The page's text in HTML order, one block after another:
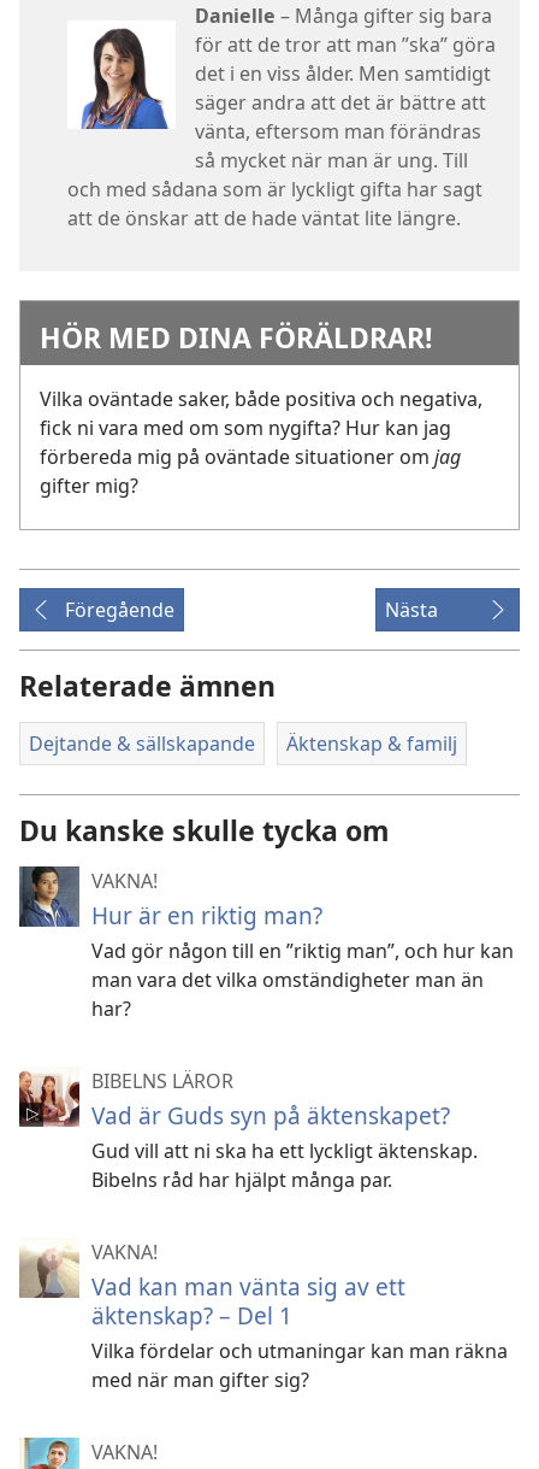
Danielle – Många gifter sig bara
för att de tror att man ”ska” göra
det i en viss ålder. Men samtidigt
säger andra att det är bättre att
vänta, eftersom man förändras
så mycket när man är ung. Till
och med sådana som är lyckligt gifta har sagt
att de önskar att de hade väntat lite längre.
HÖR MED DINA FÖRÄLDRAR!
Vilka oväntade saker, både positiva och negativa,
fick ni vara med om som nygifta? Hur kan jag
förbereda mig på oväntade situationer om jag
gifter mig?
Föregående Nästa
Relaterade ämnen
Dejtande & sällskapande Äktenskap & familj
Du kanske skulle tycka om
VAKNA!
Hur är en riktig man?
Vad gör någon till en ”riktig man”, och hur kan
man vara det vilka omständigheter man än
har?
BIBELNS LÄROR
Vad är Guds syn på äktenskapet?
Gud vill att ni ska ha ett lyckligt äktenskap.
Bibelns råd har hjälpt många par.
VAKNA!
Vad kan man vänta sig av ett
äktenskap? – Del 1
Vilka fördelar och utmaningar kan man räkna
med när man gifter sig?
VAKNA!